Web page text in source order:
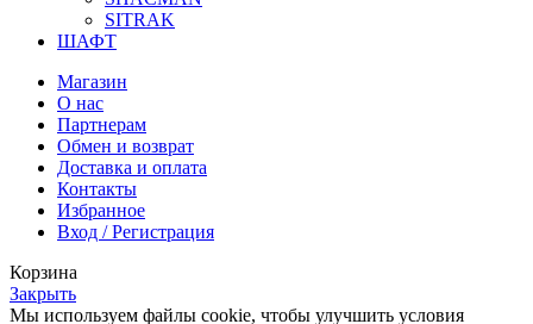
SITRAK
ШАФТ
Магазин
О нас
Партнерам
Обмен и возврат
Доставка и оплата
Контакты
Избранное
Вход / Регистрация
Корзина
Закрыть
Мы используем файлы cookie, чтобы улучшить условия